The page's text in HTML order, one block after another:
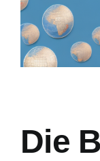
Die